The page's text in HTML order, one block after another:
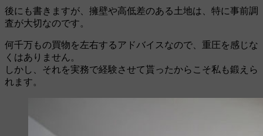
後にも書きますが、擁壁や高低差のある土地は、特に事前調
査が大切なのです。
何千万もの買物を左右するアドバイスなので、重圧を感じな
くはありません。
しかし、それを実務で経験させて貰ったからこそ私も鍛えら
れます。